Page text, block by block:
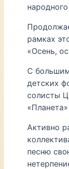
рамках
«Осень,
С
детских
солисты
Активно
песню